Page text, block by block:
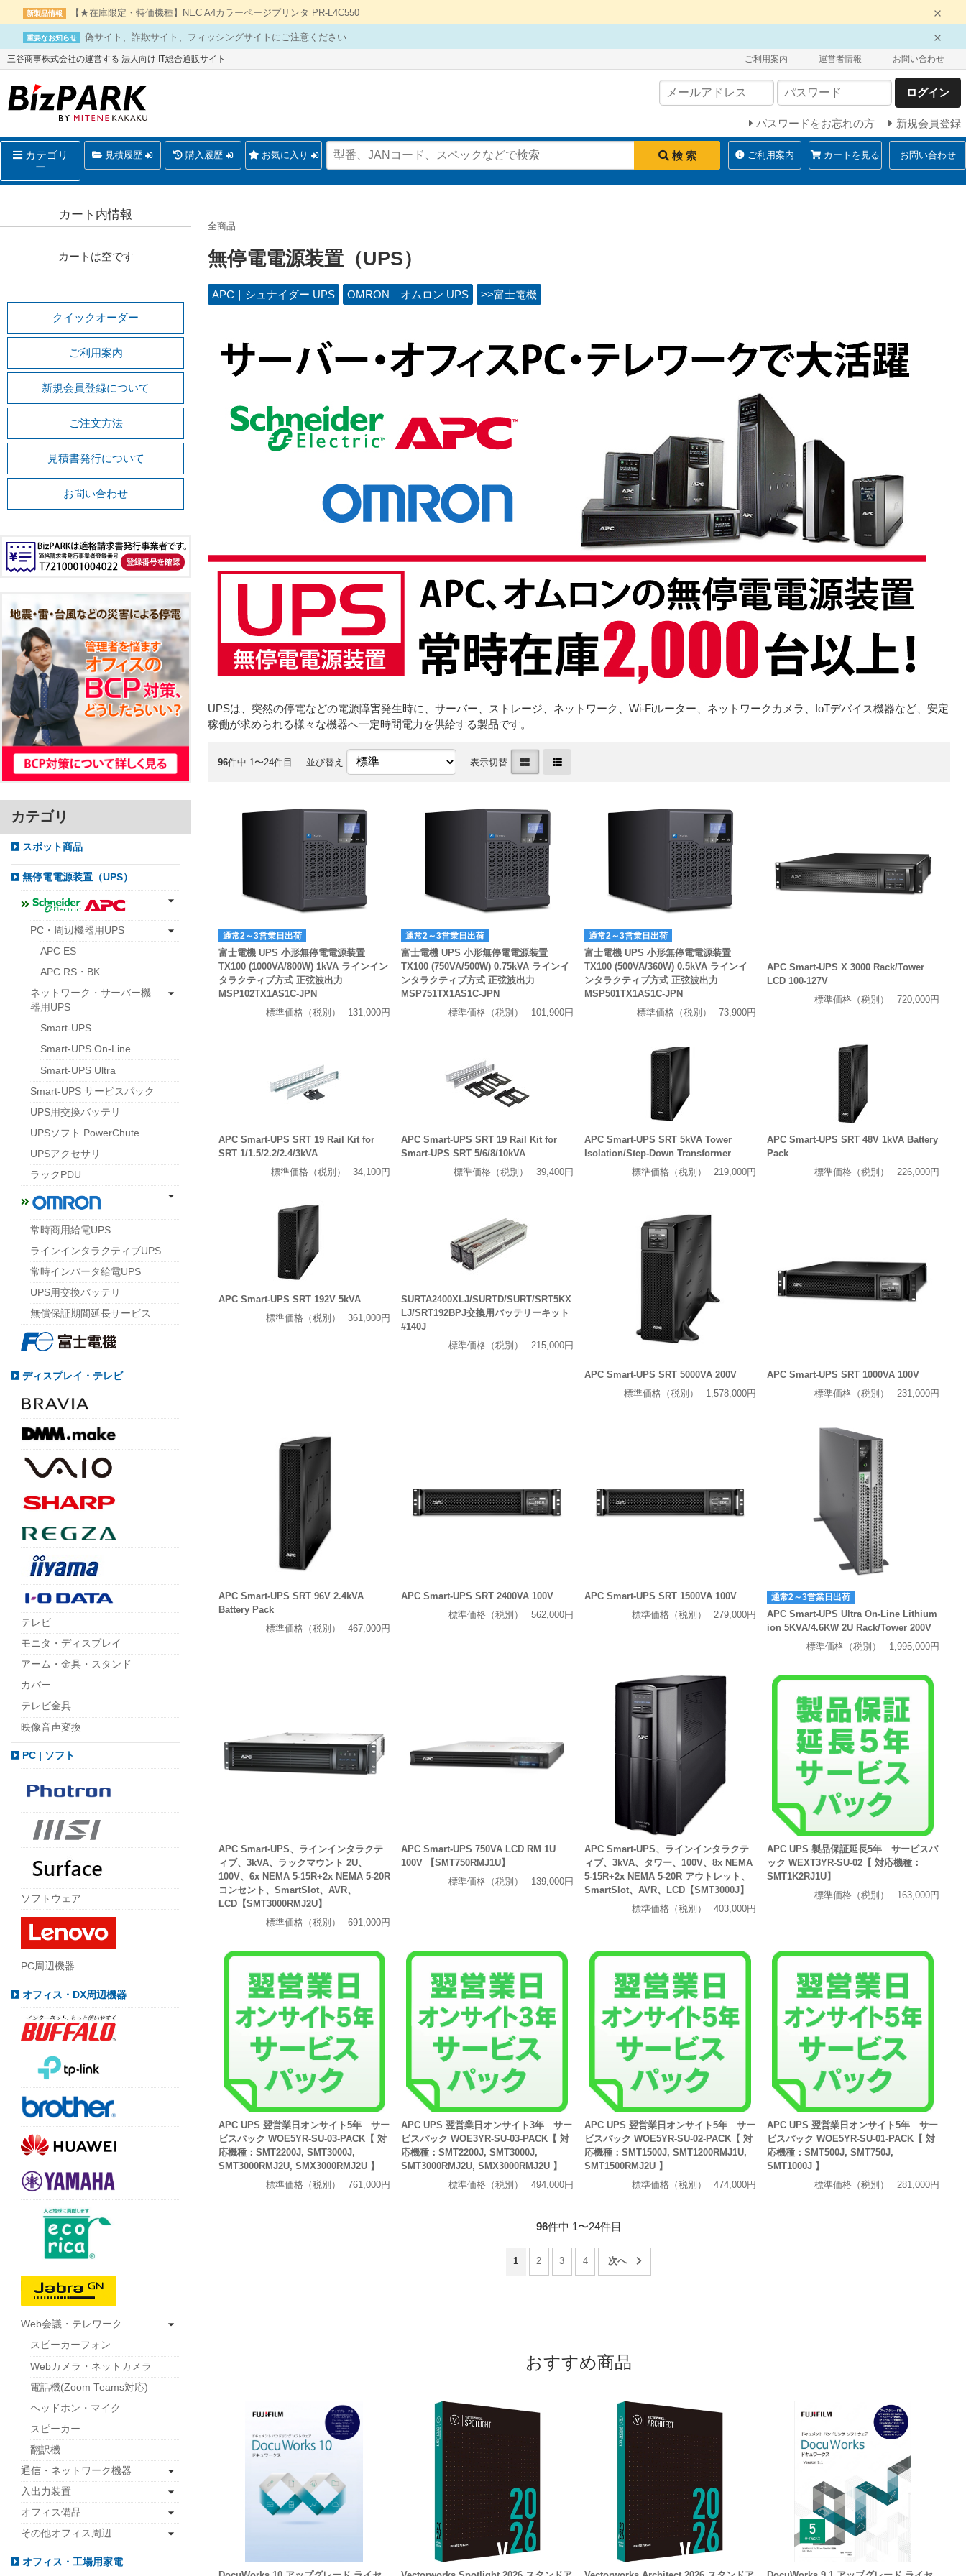
新製品情報 【★在庫限定・特価機種】NEC A4カラーページプリンタ PR-L4C550
重要なお知らせ 偽サイト、詐欺サイト、フィッシングサイトにご注意ください
三谷商事株式会社の運営する 法人向け IT総合通販サイト ご利用案内 運営者情報 お問い合わせ
ログイン
パスワードをお忘れの方 新規会員登録
カテゴリ
ー
見積履歴 購入履歴 お気に入り 検 索 ご利用案内 カートを見る お問い合わせ
全商品
無停電電源装置（UPS）
APC｜シュナイダー UPS OMRON｜オムロン UPS >>富士電機
UPSは、突然の停電などの電源障害発生時に、サーバー、ストレージ、ネットワーク、Wi-Fiルーター、ネットワークカメラ、IoTデバイス機器など、安定
稼働が求められる様々な機器へ一定時間電力を供給する製品です。
96件中 1〜24件目 並び替え 表示切替
通常2～3営業日出荷
富士電機 UPS 小形無停電電源装置
TX100 (1000VA/800W) 1kVA ラインイン
タラクティブ方式 正弦波出力
MSP102TX1AS1C-JPN
標準価格（税別）
131,000円
通常2～3営業日出荷
富士電機 UPS 小形無停電電源装置
TX100 (750VA/500W) 0.75kVA ラインイ
ンタラクティブ方式 正弦波出力
MSP751TX1AS1C-JPN
標準価格（税別）
101,900円
通常2～3営業日出荷
富士電機 UPS 小形無停電電源装置
TX100 (500VA/360W) 0.5kVA ラインイ
ンタラクティブ方式 正弦波出力
MSP501TX1AS1C-JPN
標準価格（税別）
73,900円
APC Smart-UPS X 3000 Rack/Tower
LCD 100-127V
標準価格（税別）
720,000円
APC Smart-UPS SRT 19 Rail Kit for
SRT 1/1.5/2.2/2.4/3kVA
標準価格（税別）
34,100円
APC Smart-UPS SRT 19 Rail Kit for
Smart-UPS SRT 5/6/8/10kVA
標準価格（税別）
39,400円
APC Smart-UPS SRT 5kVA Tower
Isolation/Step-Down Transformer
標準価格（税別）
219,000円
APC Smart-UPS SRT 48V 1kVA Battery
Pack
標準価格（税別）
226,000円
APC Smart-UPS SRT 192V 5kVA
標準価格（税別）
361,000円
SURTA2400XLJ/SURTD/SURT/SRT5KX
LJ/SRT192BPJ交換用バッテリーキット
#140J
標準価格（税別）
215,000円
APC Smart-UPS SRT 5000VA 200V
標準価格（税別）
1,578,000円
APC Smart-UPS SRT 1000VA 100V
標準価格（税別）
231,000円
APC Smart-UPS SRT 96V 2.4kVA
Battery Pack
標準価格（税別）
467,000円
APC Smart-UPS SRT 2400VA 100V
標準価格（税別）
562,000円
APC Smart-UPS SRT 1500VA 100V
標準価格（税別）
279,000円
通常2～3営業日出荷
APC Smart-UPS Ultra On-Line Lithium
ion 5KVA/4.6KW 2U Rack/Tower 200V
標準価格（税別）
1,995,000円
APC Smart-UPS、ラインインタラクテ
ィブ、3kVA、ラックマウント 2U、
100V、6x NEMA 5-15R+2x NEMA 5-20R
コンセント、SmartSlot、AVR、
LCD【SMT3000RMJ2U】
標準価格（税別）
691,000円
APC Smart-UPS 750VA LCD RM 1U
100V 【SMT750RMJ1U】
標準価格（税別）
139,000円
APC Smart-UPS、ラインインタラクテ
ィブ、3kVA、タワー、100V、8x NEMA
5-15R+2x NEMA 5-20R アウトレット、
SmartSlot、AVR、LCD【SMT3000J】
標準価格（税別）
403,000円
APC UPS 製品保証延長5年 サービスパ
ック WEXT3YR-SU-02【 対応機種：
SMT1K2RJ1U】
標準価格（税別）
163,000円
APC UPS 翌営業日オンサイト5年 サー
ビスパック WOE5YR-SU-03-PACK【 対
応機種：SMT2200J, SMT3000J,
SMT3000RMJ2U, SMX3000RMJ2U 】
標準価格（税別）
761,000円
APC UPS 翌営業日オンサイト3年 サー
ビスパック WOE3YR-SU-03-PACK【 対
応機種：SMT2200J, SMT3000J,
SMT3000RMJ2U, SMX3000RMJ2U 】
標準価格（税別）
494,000円
APC UPS 翌営業日オンサイト5年 サー
ビスパック WOE5YR-SU-02-PACK【 対
応機種：SMT1500J, SMT1200RMJ1U,
SMT1500RMJ2U 】
標準価格（税別）
474,000円
APC UPS 翌営業日オンサイト5年 サー
ビスパック WOE5YR-SU-01-PACK【 対
応機種：SMT500J, SMT750J,
SMT1000J 】
標準価格（税別）
281,000円
96件中 1〜24件目
1 2 3 4
おすすめ商品
カート内情報
カートは空です
クイックオーダー
ご利用案内
新規会員登録について
ご注文方法
見積書発行について
お問い合わせ
カテゴリ
スポット商品
無停電電源装置（UPS）
PC・周辺機器用UPS
APC ES
APC RS・BK
ネットワーク・サーバー機
器用UPS
Smart-UPS
Smart-UPS On-Line
Smart-UPS Ultra
Smart-UPS サービスパック
UPS用交換バッテリ
UPSソフト PowerChute
UPSアクセサリ
ラックPDU
常時商用給電UPS
ラインインタラクティブUPS
常時インバータ給電UPS
UPS用交換バッテリ
無償保証期間延長サービス
ディスプレイ・テレビ
テレビ
モニタ・ディスプレイ
アーム・金具・スタンド
カバー
テレビ金具
映像音声変換
PC | ソフト
ソフトウェア
PC周辺機器
オフィス・DX周辺機器
Web会議・テレワーク
スピーカーフォン
Webカメラ・ネットカメラ
電話機(Zoom Teams対応)
ヘッドホン・マイク
スピーカー
翻訳機
通信・ネットワーク機器
入出力装置
オフィス備品
その他オフィス周辺
オフィス・工場用家電